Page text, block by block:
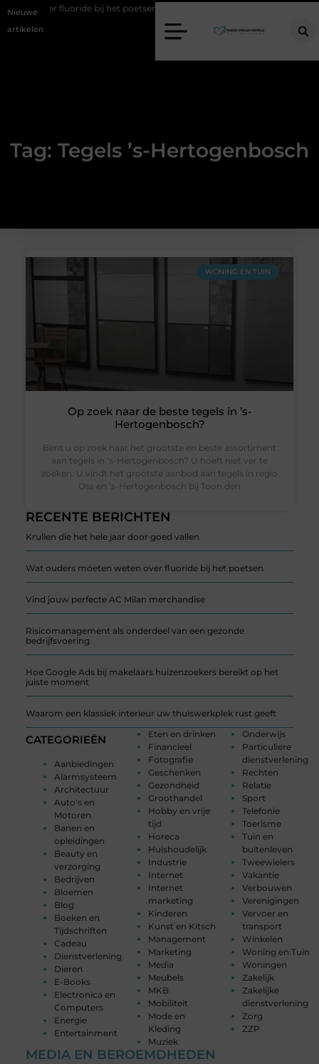
Nieuwe
artikelen
over fluoride bij het poetsen
Tag: Tegels ’s-Hertogenbosch
RECENTE BERICHTEN
Krullen die het hele jaar door goed vallen
Wat ouders moeten weten over fluoride bij het poetsen
Vind jouw perfecte AC Milan merchandise
Risicomanagement als onderdeel van een gezonde
bedrijfsvoering
Hoe Google Ads bij makelaars huizenzoekers bereikt op het
juiste moment
Waarom een klassiek interieur uw thuiswerkplek rust geeft
CATEGORIEËN
Aanbiedingen
Alarmsysteem
Architectuur
Auto's en
Motoren
Banen en
opleidingen
Beauty en
verzorging
Bedrijven
Bloemen
Blog
Boeken en
Tijdschriften
Cadeau
Dienstverlening
Dieren
E-Books
Electronica en
Computers
Energie
Entertainment
Eten en drinken
Financieel
Fotografie
Geschenken
Gezondheid
Groothandel
Hobby en vrije
tijd
Horeca
Huishoudelijk
Industrie
Internet
Internet
marketing
Kinderen
Kunst en Kitsch
Management
Marketing
Media
Meubels
MKB
Mobiliteit
Mode en
Kleding
Muziek
Onderwijs
Particuliere
dienstverlening
Rechten
Relatie
Sport
Telefonie
Toerisme
Tuin en
buitenleven
Tweewielers
Vakantie
Verbouwen
Verenigingen
Vervoer en
transport
Winkelen
Woning en Tuin
Woningen
Zakelijk
Zakelijke
dienstverlening
Zorg
ZZP
MEDIA EN BEROEMDHEDEN
WONING EN TUIN
Op zoek naar de beste tegels in ’s-
Hertogenbosch?
Bent u op zoek naar het grootste en beste assortiment
aan tegels in ’s-Hertogenbosch? U hoeft niet ver te
zoeken. U vindt het grootste aanbod aan tegels in regio
Oss en ’s-Hertogenbosch bij Toon den